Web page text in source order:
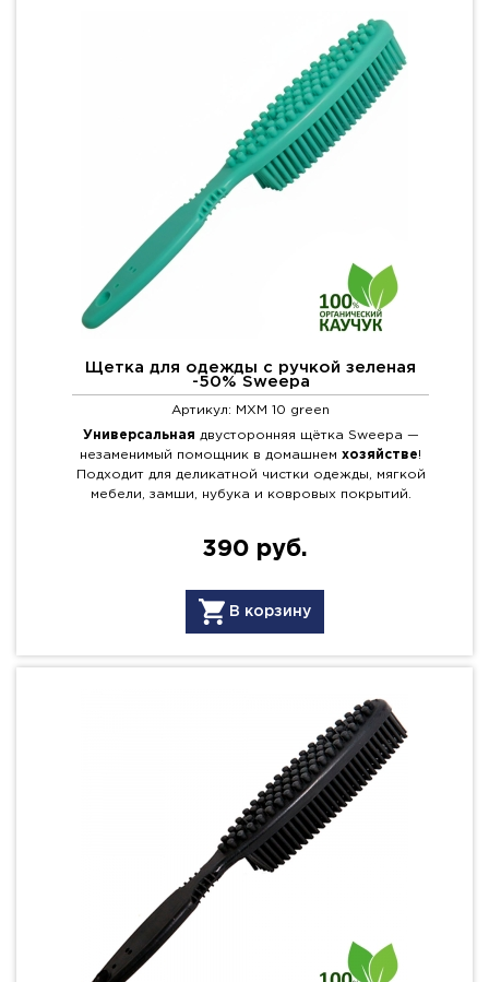
Щетка для одежды с ручкой зеленая
-50% Sweepa
Артикул: MXM 10 green
Универсальная двусторонняя щётка Sweepa —
незаменимый помощник в домашнем хозяйстве!
Подходит для деликатной чистки одежды, мягкой
мебели, замши, нубука и ковровых покрытий.
390 руб.
В корзину